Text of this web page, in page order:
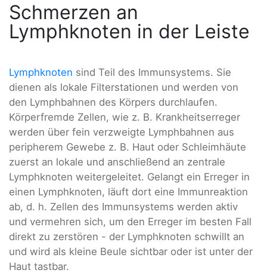
Schmerzen an
Lymphknoten in der Leiste
Lymphknoten sind Teil des Immunsystems. Sie
dienen als lokale Filterstationen und werden von
den Lymphbahnen des Körpers durchlaufen.
Körperfremde Zellen, wie z. B. Krankheitserreger
werden über fein verzweigte Lymphbahnen aus
peripherem Gewebe z. B. Haut oder Schleimhäute
zuerst an lokale und anschließend an zentrale
Lymphknoten weitergeleitet. Gelangt ein Erreger in
einen Lymphknoten, läuft dort eine Immunreaktion
ab, d. h. Zellen des Immunsystems werden aktiv
und vermehren sich, um den Erreger im besten Fall
direkt zu zerstören - der Lymphknoten schwillt an
und wird als kleine Beule sichtbar oder ist unter der
Haut tastbar.